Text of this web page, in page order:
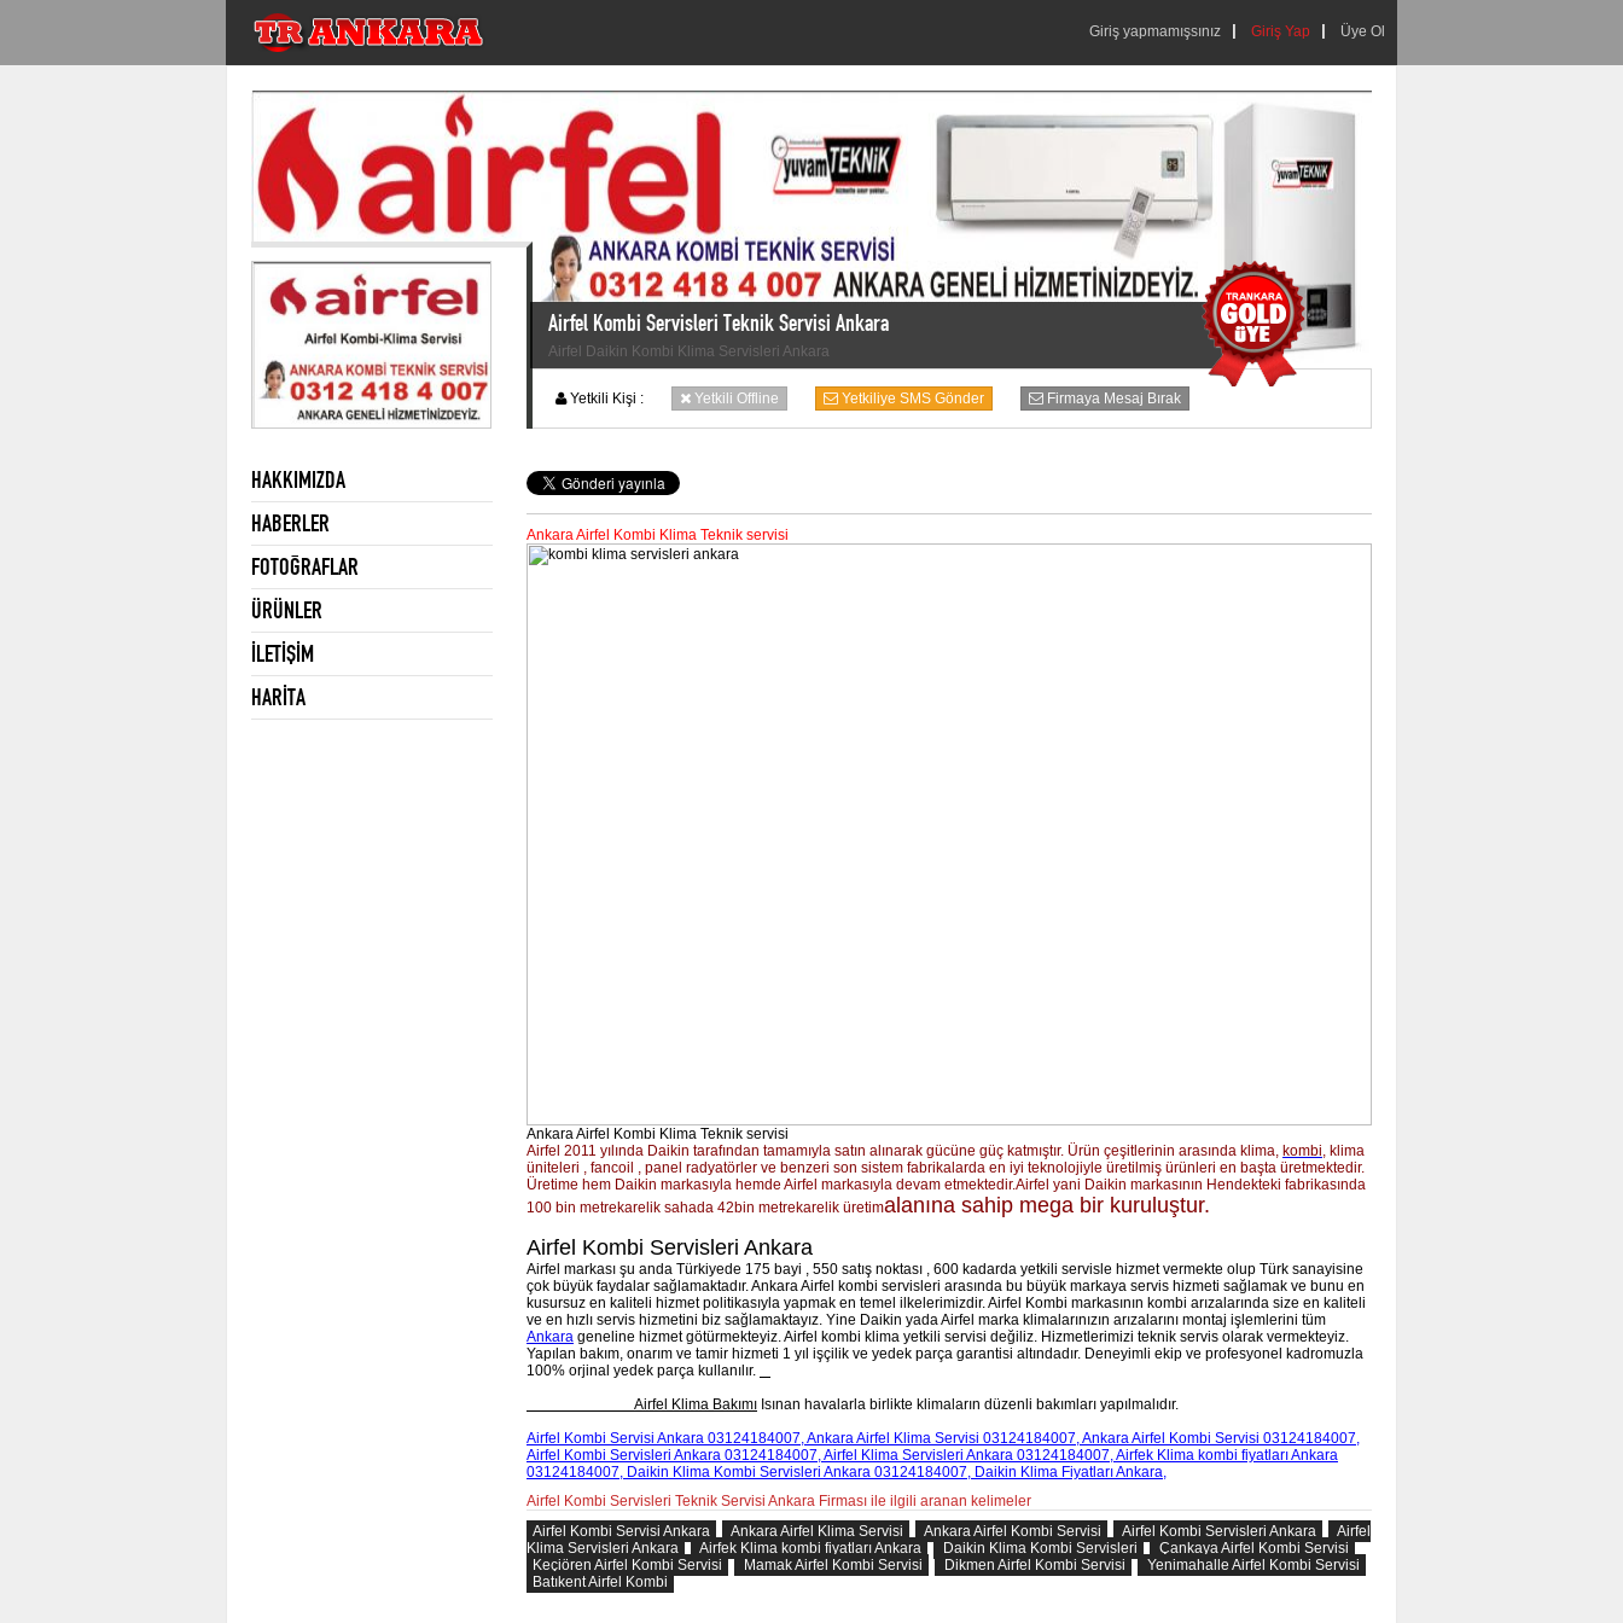
Üye Ol
Giriş Yap
Giriş yapmamışsınız
Airfel Kombi Servisleri Teknik Servisi Ankara
Airfel Daikin Kombi Klima Servisleri Ankara
Yetkili Kişi : Yetkili Offline Yetkiliye SMS Gönder Firmaya Mesaj Bırak
HAKKIMIZDA
HABERLER
FOTOĞRAFLAR
ÜRÜNLER
İLETİŞİM
HARİTA
Ankara Airfel Kombi Klima Teknik servisi
Ankara Airfel Kombi Klima Teknik servisi
Airfel 2011 yılında Daikin tarafından tamamıyla satın alınarak gücüne güç katmıştır. Ürün çeşitlerinin arasında klima, kombi, klima
üniteleri , fancoil , panel radyatörler ve benzeri son sistem fabrikalarda en iyi teknolojiyle üretilmiş ürünleri en başta üretmektedir.
Üretime hem Daikin markasıyla hemde Airfel markasıyla devam etmektedir.Airfel yani Daikin markasının Hendekteki fabrikasında
100 bin metrekarelik sahada 42bin metrekarelik üretimalanına sahip mega bir kuruluştur.
Airfel Kombi Servisleri Ankara
Airfel markası şu anda Türkiyede 175 bayi , 550 satış noktası , 600 kadarda yetkili servisle hizmet vermekte olup Türk sanayisine
çok büyük faydalar sağlamaktadır.Ankara Airfel kombi servisleri arasında bu büyük markaya servis hizmeti sağlamak ve bunu en
kusursuz en kaliteli hizmet politikasıyla yapmak en temel ilkelerimizdir. Airfel Kombi markasının kombi arızalarında size en kaliteli
ve en hızlı servis hizmetini biz sağlamaktayız. Yine Daikin yada Airfel marka klimalarınızın arızalarını montaj işlemlerini tüm
Ankara geneline hizmet götürmekteyiz.Airfel kombi klima yetkili servisi değiliz. Hizmetlerimizi teknik servis olarak vermekteyiz.
Yapılan bakım, onarım ve tamir hizmeti 1 yıl işçilik ve yedek parça garantisi altındadır. Deneyimli ekip ve profesyonel kadromuzla
100% orjinal yedek parça kullanılır.
Airfel Klima Bakımı Isınan havalarla birlikte klimaların düzenli bakımları yapılmalıdır.
Airfel Kombi Servisi Ankara 03124184007,Ankara Airfel Klima Servisi 03124184007,Ankara Airfel
Kombi Servisi 03124184007,
Airfel Kombi Servisleri Ankara 03124184007, Airfel Klima Servisleri Ankara 03124184007, Airfek Klima kombi fiyatları Ankara
03124184007, Daikin Klima Kombi Servisleri Ankara 03124184007, Daikin Klima FiyatlarıAnkara,
Airfel Kombi Servisleri Teknik Servisi Ankara Firması ile ilgili aranan kelimeler
Airfel Kombi Servisi Ankara
Ankara Airfel Klima Servisi Ankara Airfel Kombi Servisi Airfel Kombi Servisleri Ankara
Airfel
Klima Servisleri Ankara
Airfek Klima kombi fiyatları Ankara Daikin Klima Kombi Servisleri
Çankaya Airfel Kombi Servisi
Keçiören Airfel Kombi Servisi
Mamak Airfel Kombi Servisi Dikmen Airfel Kombi Servisi
Yenimahalle Airfel Kombi Servisi
Batıkent Airfel Kombi